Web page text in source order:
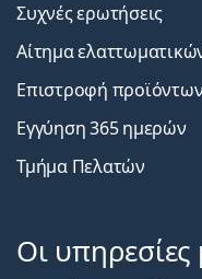
Συχνές ερωτήσεις
Αίτημα
Επιστροφή
Εγγύηση 365 ημερών
Τμήμα Πελατών
Οι υπηρεσίες